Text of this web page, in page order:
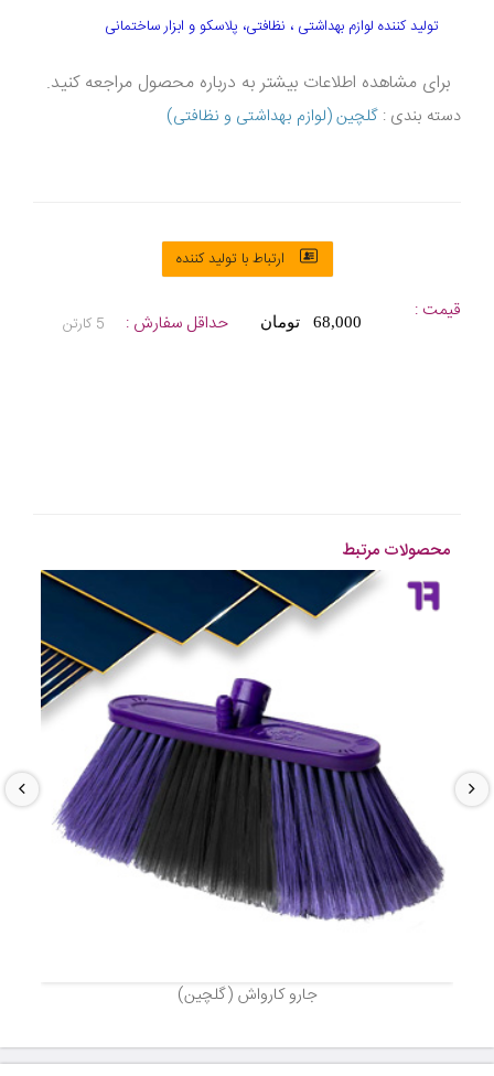
تولید کننده لوازم بهداشتی ، نظافتی، پلاسکو و ابزار ساختمانی
برای مشاهده اطلاعات بیشتر به درباره محصول مراجعه کنید.
دسته بندی : گلچین (لوازم بهداشتی و نظافتی)
ارتباط با تولید کننده
قیمت : 68,000 تومان حداقل سفارش : 5 کارتن
محصولات مرتبط
جارو کارواش (گلچین)